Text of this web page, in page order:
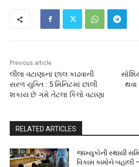
Previous article
લીલા વટાણાના છાલ કાઢવાની
સરળ યુક્તિ : 5 મિનિટમાં છાલી
શકાય છે ગમે તેટલા કિલો વટાણા
થવા
RELATED ARTICLES
જામ્યુકોની સ્થાયી
વિકાસ કામોને બહાલી